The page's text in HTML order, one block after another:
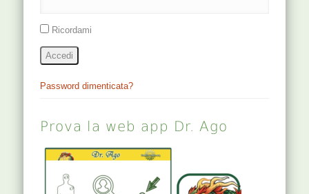
Ricordami
Accedi
Password dimenticata?
Prova la web app Dr. Ago